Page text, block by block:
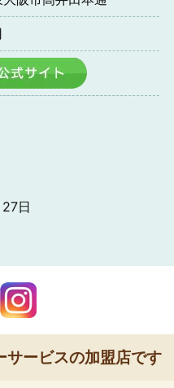
日
サービスの加盟店です